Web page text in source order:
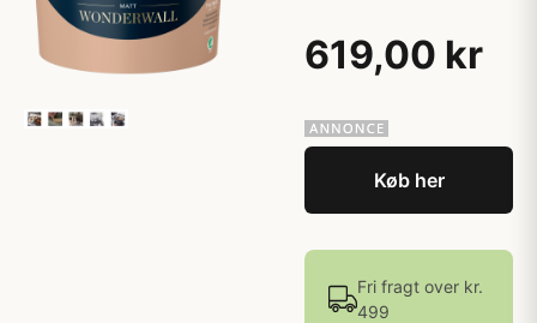
619,00 kr
Køb her
Fri fragt over kr.
499